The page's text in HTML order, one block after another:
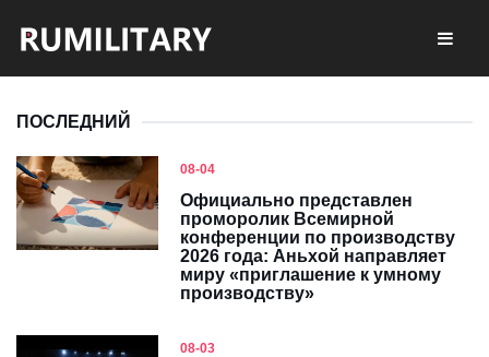
ПОСЛЕДНИЙ
08-04
Официально представлен
проморолик Всемирной
конференции по производству
2026 года: Аньхой направляет
миру «приглашение к умному
производству»
08-03